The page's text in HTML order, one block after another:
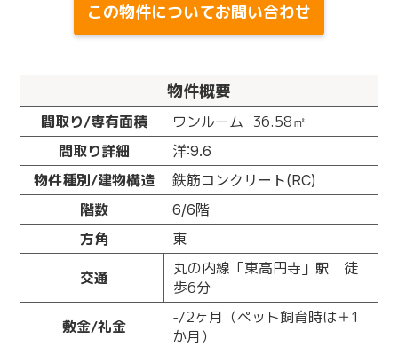
この物件についてお問い合わせ
物件概要
間取り/専有面積 ワンルーム 36.58㎡
間取り詳細
洋:9.6
物件種別/建物構造 鉄筋コンクリート(RC)
階数 6/6階
方角 東
交通
丸の内線「東高円寺」駅 徒
歩6分
敷金/礼金
-/2ヶ月（ペット飼育時は＋1
か月）